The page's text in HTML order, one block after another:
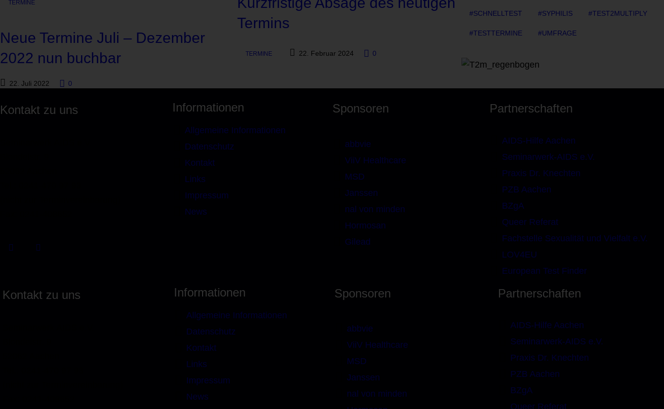
TERMINE
Neue Termine Juli – Dezember
2022 nun buchbar
22. Juli 2022 0
Termins
TERMINE 22. Februar 2024 0
SCHNELLTEST SYPHILIS TEST2MULTIPLY
TESTTERMINE UMFRAGE
Kontakt zu uns Informationen
Allgemeine Informationen
Datenschutz
Kontakt
Links
Impressum
News
Sponsoren
abbvie
ViiV Healthcare
MSD
Janssen
nal von minden
Hormosan
Gilead
Partnerschaften
AIDS-Hilfe Aachen
Seminarwerk-AIDS e.V.
Praxis Dr. Knechten
PZB Aachen
BZgA
Queer Referat
Fachstelle Sexualität und Vielfalt e.V.
LOV4EU
European Test Finder
Kontakt zu uns Informationen
Allgemeine Informationen
Datenschutz
Kontakt
Links
Impressum
News
Sponsoren
abbvie
ViiV Healthcare
MSD
Janssen
nal von minden
Partnerschaften
AIDS-Hilfe Aachen
Seminarwerk-AIDS e.V.
Praxis Dr. Knechten
PZB Aachen
BZgA
Queer Referat